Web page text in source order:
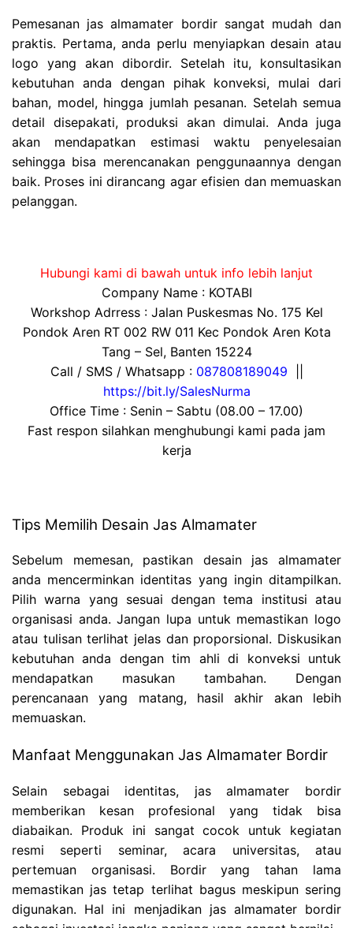
Pemesanan jas almamater bordir sangat mudah dan
praktis. Pertama, anda perlu menyiapkan desain atau
logo yang akan dibordir. Setelah itu, konsultasikan
kebutuhan anda dengan pihak konveksi, mulai dari
bahan, model, hingga jumlah pesanan. Setelah semua
detail disepakati, produksi akan dimulai. Anda juga
akan mendapatkan estimasi waktu penyelesaian
sehingga bisa merencanakan penggunaannya dengan
baik. Proses ini dirancang agar efisien dan memuaskan
pelanggan.
Hubungi kami di bawah untuk info lebih lanjut
Company Name : KOTABI
Workshop Adrress : Jalan Puskesmas No. 175 Kel
Pondok Aren RT 002 RW 011 Kec Pondok Aren Kota
Tang – Sel, Banten 15224
Call / SMS / Whatsapp : 087808189049
https://bit.ly/SalesNurma
Office Time : Senin – Sabtu (08.00 – 17.00)
Fast respon silahkan menghubungi kami pada jam
kerja
Tips Memilih Desain Jas Almamater
Sebelum memesan, pastikan desain jas almamater
anda mencerminkan identitas yang ingin ditampilkan.
Pilih warna yang sesuai dengan tema institusi atau
organisasi anda. Jangan lupa untuk memastikan logo
atau tulisan terlihat jelas dan proporsional. Diskusikan
kebutuhan anda dengan tim ahli di konveksi untuk
mendapatkan masukan tambahan. Dengan
perencanaan yang matang, hasil akhir akan lebih
memuaskan.
Manfaat Menggunakan Jas Almamater Bordir
Selain sebagai identitas, jas almamater bordir
memberikan kesan profesional yang tidak bisa
diabaikan. Produk ini sangat cocok untuk kegiatan
resmi seperti seminar, acara universitas, atau
pertemuan organisasi. Bordir yang tahan lama
memastikan jas tetap terlihat bagus meskipun sering
digunakan. Hal ini menjadikan jas almamater bordir